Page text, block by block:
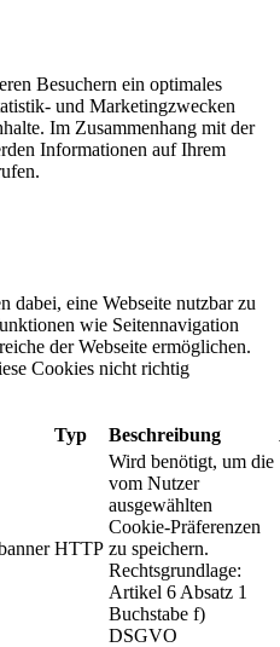
Besuchern ein optimales
und Marketingzwecken
Im Zusammenhang mit der
Informationen auf Ihrem
dabei, eine Webseite nutzbar zu
wie Seitennavigation
der Webseite ermöglichen.
Cookies nicht richtig
Typ Beschreibung
HTTP
Wird benötigt, um die
vom Nutzer
ausgewählten
Cookie-Präferenzen
zu speichern.
Rechtsgrundlage:
Artikel 6 Absatz 1
Buchstabe f)
DSGVO